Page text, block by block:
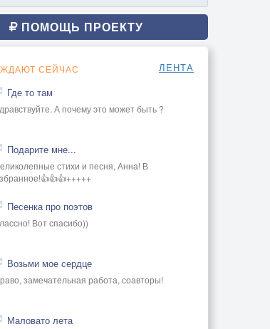
ПОМОЩЬ ПРОЕКТУ
СЕЙЧАС ЛЕНТА
Где то там
А почему это может быть ?
Подарите мне...
стихи и песня, Анна! В
Песенка про поэтов
Вот спасибо))
Возьми мое сердце
замечательная работа, соавторы!
Маловато лета